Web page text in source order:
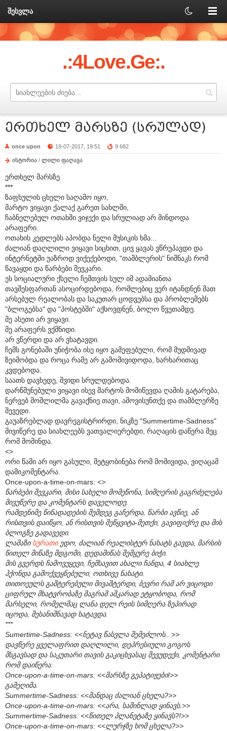
შესვლა
.:4Love.Ge:.
ერთხელ მარსზე (სრულად)
once upon 19-07-2017, 19:51 9 682
ისტორია / ლილი ფაღავა
ერთხელ მარსზე
***
ზაფხულის ცხელი საღამო იყო,
მარტო ვიყავი ქალაქ გარეთ სახლში,
ჩაბნელებულ ოთახში ვიჯექი და სრულიად არ მინდოდა
არაფერი.
ოთახის კედლებს აპობდა ნელი მუსიკის ხმა...
ძალიან დაღლილი ვიყავი სიცხით, ცივ ყავას ვწრუპავდი და
ინტერნეტში უაზროდ ვიქექებოდი, "თამბლერის" ნიშნაკს რომ
წავაყდი და წარბები შევკარი.
ეს სოციალური ქსელი ჩემთვის სულ იმ ადამიანთა
თავშესფართან ასოცირდებოდა, რომლებიც ვერ იტანდნენ მათ
არსებულ რეალობას და საკუთარ ცოდვებსა და პრობლემებს
"ბლოგებსა" და "პოსტებში" აქსოვდნენ, ბოლო წვეთამდე.
მე ასეთი არ ვიყავი.
მე არაფერს ვქმნიდი.
არ ვწერდი და არ ვხატავდი.
ჩემს გონებაში უნიჭობა ისე იყო გამეფებული, რომ მუდმივად
ზეიმობდა და როცა რამე არ გამომივიდოდა, ხარხარითაც
კვდებოდა.
საათს დავხედე, შვიდი სრულდებოდა.
დარწმუნებული ვიყავი ისევ მარტოს მომიწევდა ღამის გატარება,
ნერვებ მოშლილმა გავაქნიე თავი, ამოვისუნთქე და თამბლერზე
შევედი.
გაუაზრებლად დავრეგისტრირდი, ნიკზე "Summertime-Sadness"
მივიწერე და სიახლეებს ვათვალიერებდი, რაღაცის დაწერა მეც
რომ მომინდა.
<>
ორი წამი არ იყო გასული, შეტყობინება რომ მომივიდა, ვიღაცამ
დამიკომენტარა.
Once-upon-a-time-on-mars: <>
წარბები შევკარი, მისი სახელი მომეწონა, სიმღერის გაგრძელება
მივუწერე და კომენტარს დაველოდე.
რამდენიმე წინადადების შემდეგ გაჩერდა, წარბი ავწიე, ან
რისთვის დაიწყო, ან რისთვის შეწყვიტა-მეთქი, გავიფიქრე და მის
ბლოგზე გადავედი.
ლამაზი სურათიედო, ძალიან რეალისტურ ნახატს გავდა, მარსის
წითელ მიწაზე მდგომი, დედამიწას შემყურე ბიჭი.
მის გვერდს ჩამოვუყევი, ჩემსავით ახალი ჩანდა, 4 სიახლე
ჰქონდა გამოქვეყნებული, ოთხივე ნახატი.
თითოეულს გაშტერებული მივაშტერდი, ბევრი რამ არ ვიცოდი
ციფრულ მხატვრობაზე მაგრამ აშკარად ეტყობოდა, რომ
მარსელი, რომელმაც ლანა დელ რეის სიმღერა ზეპირად
იცოდა, შესანიშნავად ხატავდა.
***
Sumertime-Sadness: <<ნეტავ წასვლა შემეძლოს...>>
დავწერე ყველაფრით დაღლილი, დეპრესიული გოგოს
მსგავსად და საკუთარი თავის გაკიცხვასაც შევუდექი, კომენტარი
რომ დაიწერა:
Once-upon-a-time-on-mars: <<მარსზე გეპატიჟები!>>
გამეღიმა.
Summertime-Sadness: <<მანდაც ძალიან ცხელა?>>
Once-upon-a-time-on-mars: <<არა, საშინლად ყინავს.>>
Summertime-Sadness: <<წითელ პლანეტაზე ყინავს?!>>
Once-upon-a-time-on-mars: <<ლურჯზე ხომ ცხელა?>>